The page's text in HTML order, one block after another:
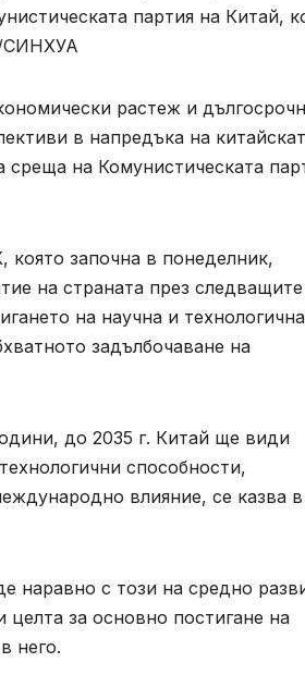
партия на Китай,
СИНХУА
растеж и
в напредъка на
на Комунистическата
която започна в понеделник,
на страната през
на научна и технологична
задълбочаване на
до 2035 г. Китай ще види
способности,
влияние, се казва в
наравно с този на средно
за основно постигане на
него.